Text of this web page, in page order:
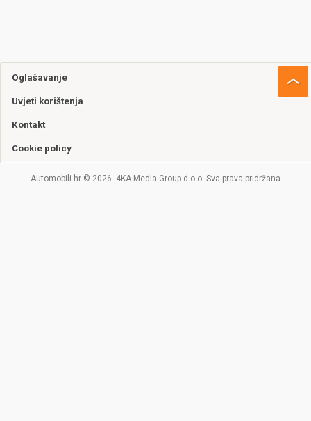
Oglašavanje
Uvjeti korištenja
Kontakt
Cookie policy
Automobili.hr © 2026. 4KA Media Group d.o.o. Sva prava pridržana